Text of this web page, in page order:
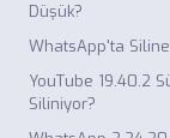
Düşük?
WhatsApp'ta
YouTube 19.40.2
Siliniyor?